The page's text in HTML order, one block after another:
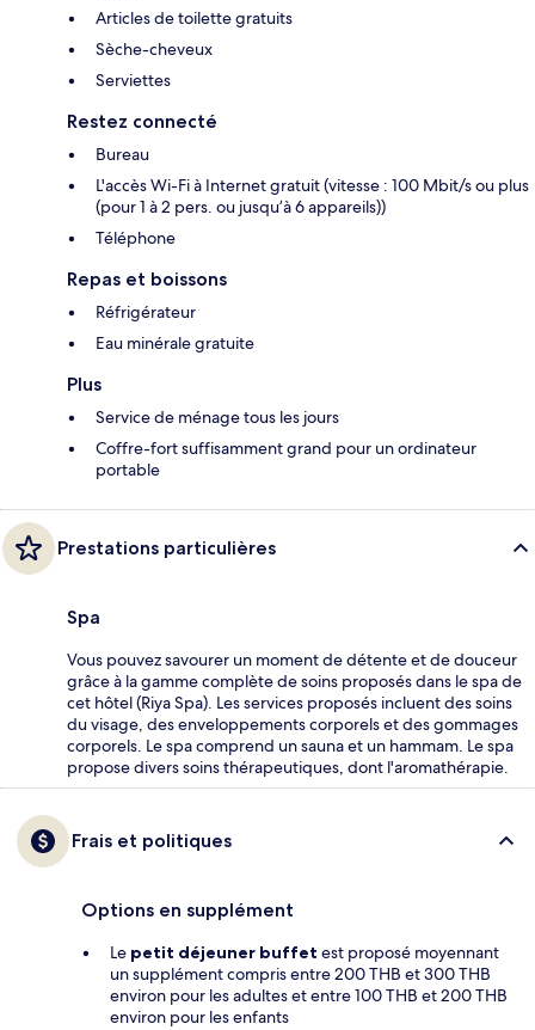
Articles de toilette gratuits
Sèche-cheveux
Serviettes
Restez connecté
Bureau
L'accès Wi-Fi à Internet gratuit (vitesse : 100 Mbit/s ou plus
(pour 1 à 2 pers. ou jusqu’à 6 appareils))
Téléphone
Repas et boissons
Réfrigérateur
Eau minérale gratuite
Plus
Service de ménage tous les jours
Coffre-fort suffisamment grand pour un ordinateur
portable
Prestations particulières
Spa
Vous pouvez savourer un moment de détente et de douceur
grâce à la gamme complète de soins proposés dans le spa de
cet hôtel (Riya Spa). Les services proposés incluent des soins
du visage, des enveloppements corporels et des gommages
corporels. Le spa comprend un sauna et un hammam. Le spa
propose divers soins thérapeutiques, dont l'aromathérapie.
Frais et politiques
Options en supplément
Le petit déjeuner buffet est proposé moyennant
un supplément compris entre 200 THB et 300 THB
environ pour les adultes et entre 100 THB et 200 THB
environ pour les enfants